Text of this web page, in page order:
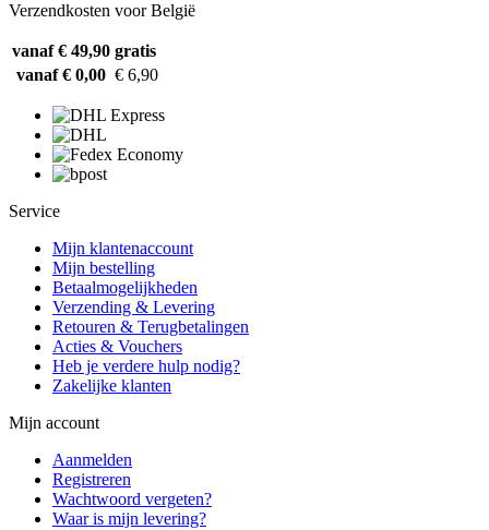
Verzendkosten voor België
vanaf € 49,90 gratis
vanaf € 0,00 € 6,90
Service
Mijn klantenaccount
Mijn bestelling
Betaalmogelijkheden
Verzending & Levering
Retouren & Terugbetalingen
Acties & Vouchers
Heb je verdere hulp nodig?
Zakelijke klanten
Mijn account
Aanmelden
Registreren
Wachtwoord vergeten?
Waar is mijn levering?